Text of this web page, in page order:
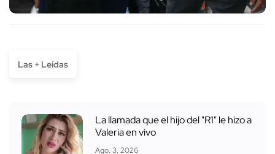
Las + Leídas
La llamada que el hijo del "R1" le hizo a
Valeria en vivo
Ago. 3, 2026